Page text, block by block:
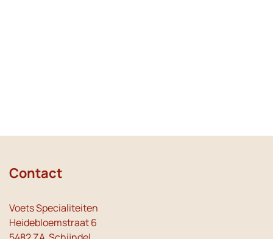
Contact
Voets Specialiteiten
Heidebloemstraat 6